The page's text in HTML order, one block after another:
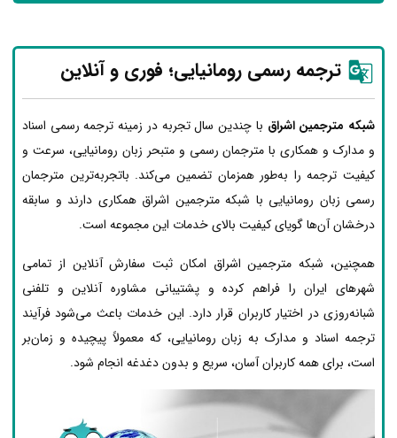
ترجمه رسمی رومانیایی؛ فوری و آنلاین
شبکه مترجمین اشراق با چندین سال تجربه در زمینه ترجمه رسمی اسناد
و مدارک و همکاری با مترجمان رسمی و متبحر زبان رومانیایی، سرعت و
کیفیت ترجمه را به‌طور همزمان تضمین می‌کند. باتجربه‌ترین مترجمان
رسمی زبان رومانیایی با شبکه مترجمین اشراق همکاری دارند و سابقه
درخشان آن‌ها گویای کیفیت بالای خدمات این مجموعه است.
همچنین، شبکه مترجمین اشراق امکان ثبت سفارش آنلاین از تمامی
شهرهای ایران را فراهم کرده و پشتیبانی مشاوره آنلاین و تلفنی
شبانه‌روزی در اختیار کاربران قرار دارد. این خدمات باعث می‌شود فرآیند
ترجمه اسناد و مدارک به زبان رومانیایی، که معمولاً پیچیده و زمان‌بر
است، برای همه کاربران آسان، سریع و بدون دغدغه انجام شود.